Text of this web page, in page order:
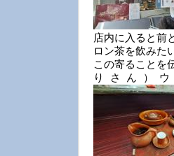
店内に入ると前
ロン茶を飲みた
この寄ることを
りさん）